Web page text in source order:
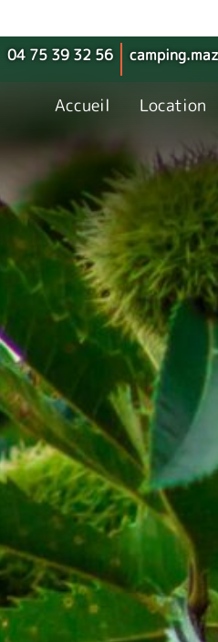
04 75 39 32 56
Accueil Location